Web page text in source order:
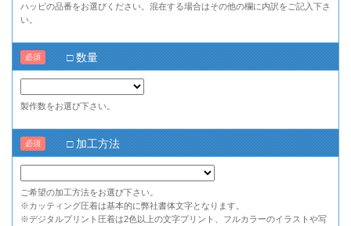
ハッピの品番をお選びください。混在する場合はその他の欄に内訳をご記入下さ
い。
□ 数量
必須
製作数をお選び下さい。
□ 加工方法
必須
ご希望の加工方法をお選び下さい。
※カッティング圧着は基本的に弊社書体文字となります。
※デジタルプリント圧着は2色以上の文字プリント、フルカラーのイラストや写